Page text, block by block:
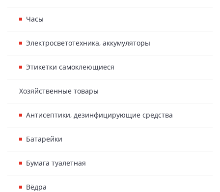
Часы
Электросветотехника, аккумуляторы
Этикетки самоклеющиеся
Хозяйственные товары
Антисептики, дезинфицирующие средства
Батарейки
Бумага туалетная
Вёдра